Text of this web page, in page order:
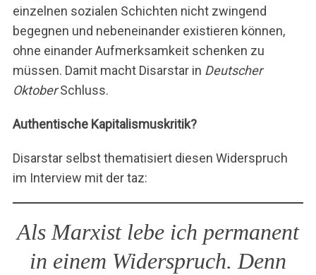
einzelnen sozialen Schichten nicht zwingend
begegnen und nebeneinander existieren können,
ohne einander Aufmerksamkeit schenken zu
müssen. Damit macht Disarstar in Deutscher
OktoberSchluss.
Authentische Kapitalismuskritik?
Disarstar selbst thematisiert diesen Widerspruch
im Interview mit der taz:
Als Marxist lebe ich permanent
in einem Widerspruch. Denn
S
u